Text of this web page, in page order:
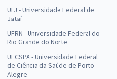
UFJ - Universidade Federal de
Jataí
UFRN - Universidade Federal do
Rio Grande do Norte
UFCSPA - Universidade Federal
de Ciência da Saúde de Porto
Alegre